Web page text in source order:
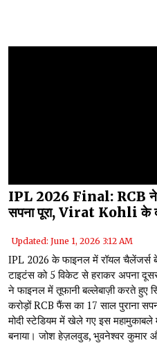
IPL 2026 Final: RCB ने
सपना पूरा, Virat Kohli के
Updated: June 1, 2026 3:12 AM
IPL 2026 के फाइनल में रॉयल चैलेंजर्स
टाइटंस को 5 विकेट से हराकर अपना
ने फाइनल में तूफानी बल्लेबाज़ी करते हुए
करोड़ों RCB फैंस का 17 साल पुराना
मोदी स्टेडियम में खेले गए इस
बनाया। जोश हेज़लवुड, भुवनेश्वर कुमार